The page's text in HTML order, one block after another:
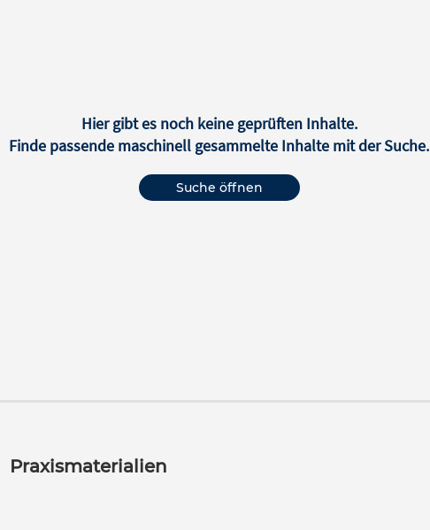
Hier gibt es noch keine geprüften Inhalte.
Finde passende maschinell gesammelte Inhalte mit der Suche.
Suche öffnen
Praxismaterialien